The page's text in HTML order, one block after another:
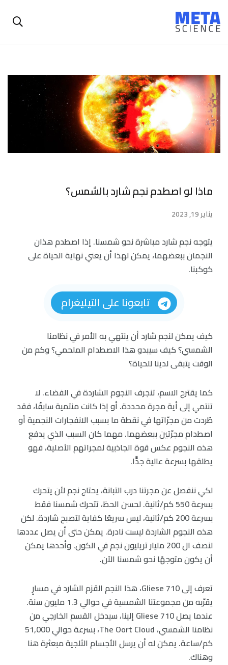
ماذا لو اصطدم نجم شارد بالشمس؟
يناير 19, 2023
يتوجه نجم شارد مباشرة نحو شمسنا. إذا اصطدم هذان
النجمان ببعضهما، يمكن لهذا أن يعني نهاية الحياة على
كوكبنا.
تابعونا على التيليغرام
كيف يمكن لنجم شارد أن ينتهي به الأمر في نظامنا
الشمسي؟ كيف سيبدو هذا الاصطدام الملحمي؟ وكم من
الوقت يتبقى لدينا للحياة؟
كما يقترح الاسم، تنجرف النجوم الشاردة في الفضاء. لا
تنتمي إلى أية مجرة محددة. أو إذا كانت منتمية سابقًا، فقد
طُردت من مجرّاتها في نقطة ما بسبب الانفجارات النجمية أو
اصطدام مجرّتين ببعضهما. مهما كان السبب الذي يدفع
هذه النجوم عكس قوة الجاذبية لمجراتهم الأصلية، فهو
يطلقها بسرعة عالية جدًّا.
لكي ننفصل عن مجرتنا درب التبانة، يحتاج نجم لأن يتحرك
بسرعة 550 كم/ثانية. لحسن الحظ، تتحرك شمسنا فقط
بسرعة 200 كم/ثانية، ليس سريعًا كفاية لتصبح شاردة. لكن
هذه النجوم الشاردة ليست نادرة. يمكن حتى أن يصل عددها
لنصف ال 200 مليار تريليون نجم في الكون. وأحدها يمكن
أن يكون متوجهًا نحو شمسنا الآن.
تعرف إلى Gliese 710، هذا النجم القزم الشارد في مسارٍ
يقرّبه من مجموعتنا الشمسية في حوالي 1.3 مليون سنة.
عندما يصل Gliese 710 إلينا، سيدخل القسم الخارجي من
نظامنا الشمسي، The Oort Cloud، بسرعة حوالي 51,000
كم/ساعة. يمكن له أن يرسل الأجسام الثلجية مبعثرة هنا
وهناك.